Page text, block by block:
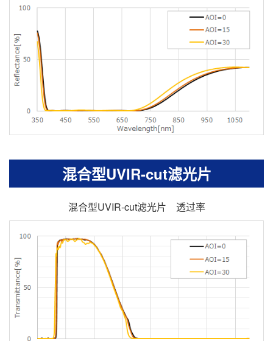
混合型UVIR-cut滤光片
混合型UVIR-cut滤光片 透过率